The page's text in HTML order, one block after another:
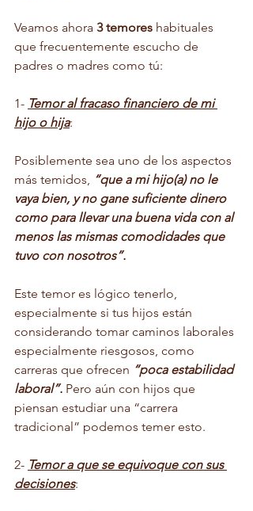
Veamos ahora 3 temores habituales
que frecuentemente escucho de
padres o madres como tú:
1- Temor al fracaso financiero de mi
hijo o hija:
Posiblemente sea uno de los aspectos
más temidos, “que a mi hijo(a) no le
vaya bien, y no gane suficiente dinero
como para llevar una buena vida con al
menos las mismas comodidades que
tuvo con nosotros”.
Este temor es lógico tenerlo,
especialmente si tus hijos están
considerando tomar caminos laborales
especialmente riesgosos, como
carreras que ofrecen “poca estabilidad
laboral”. Pero aún con hijos que
piensan estudiar una “carrera
tradicional” podemos temer esto.
2- Temor a que se equivoque con sus
decisiones: